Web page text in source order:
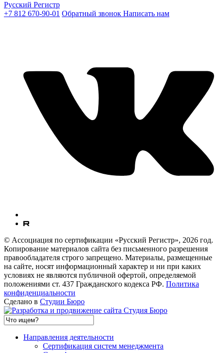
Русский Регистр
+7 812 670-90-01 Обратный звонок Написать нам
© Ассоциация по сертификации «Русский Регистр», 2026 год.
Копирование материалов сайта без письменного разрешения
правообладателя строго запрещено. Материалы, размещенные
на сайте, носят информационный характер и ни при каких
условиях не являются публичной офертой, определяемой
положениями ст. 437 Гражданского кодекса РФ. Политика
конфиденциальности
Сделано в Студии Бюро
Направления деятельности
Сертификация систем менеджмента